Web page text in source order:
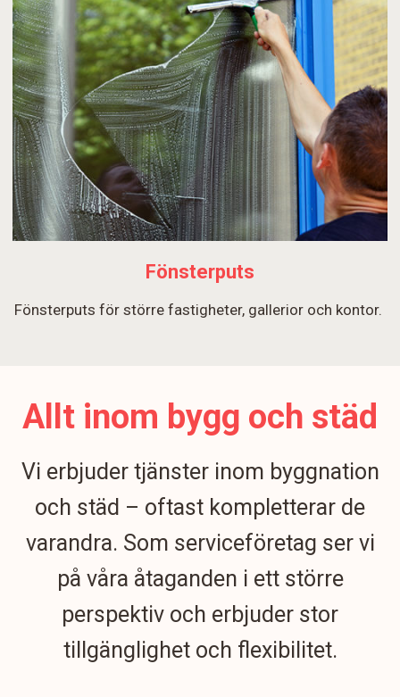
Fönsterputs
Fönsterputs för större fastigheter, gallerior och kontor.
Allt inom bygg och städ
Vi erbjuder tjänster inom byggnation
och städ – oftast kompletterar de
varandra. Som serviceföretag ser vi
på våra åtaganden i ett större
perspektiv och erbjuder stor
tillgänglighet och flexibilitet.